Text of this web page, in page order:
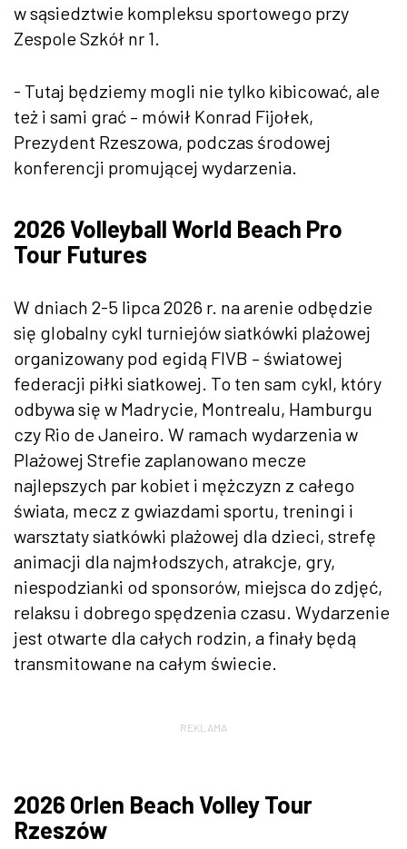
w sąsiedztwie kompleksu sportowego przy
Zespole Szkół nr 1.
- Tutaj będziemy mogli nie tylko kibicować, ale
też i sami grać – mówił Konrad Fijołek,
Prezydent Rzeszowa, podczas środowej
konferencji promującej wydarzenia.
2026 Volleyball World Beach Pro
Tour Futures
W dniach 2-5 lipca 2026 r. na arenie odbędzie
się globalny cykl turniejów siatkówki plażowej
organizowany pod egidą FIVB – światowej
federacji piłki siatkowej. To ten sam cykl, który
odbywa się w Madrycie, Montrealu, Hamburgu
czy Rio de Janeiro. W ramach wydarzenia w
Plażowej Strefie zaplanowano mecze
najlepszych par kobiet i mężczyzn z całego
świata, mecz z gwiazdami sportu, treningi i
warsztaty siatkówki plażowej dla dzieci, strefę
animacji dla najmłodszych, atrakcje, gry,
niespodzianki od sponsorów, miejsca do zdjęć,
relaksu i dobrego spędzenia czasu. Wydarzenie
jest otwarte dla całych rodzin, a finały będą
transmitowane na całym świecie.
REKLAMA
2026 Orlen Beach Volley Tour
Rzeszów